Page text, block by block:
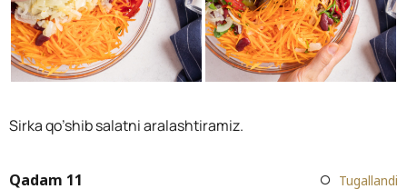
Sirka qo’shib salatni aralashtiramiz.
Qadam 11 Tugallandi